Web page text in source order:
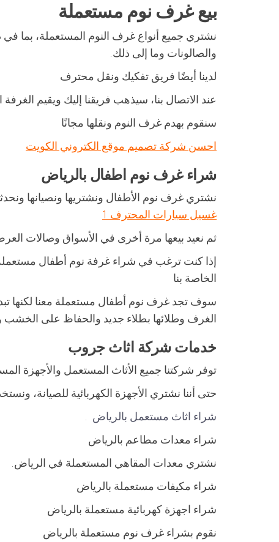
بيع غرف نوم مستعملة
نشتري جميع أنواع غرف النوم المستعملة، بما
والصالونات وما إلى ذلك.
لدينا أيضًا فريق تفكيك ونقل محترف
عند الاتصال بنا، سيذهب فريقنا إليك ويقيم
سنقوم بهدم غرف النوم ونقلها مجانًا
احسن شركة تصميم موقع الكتروني الكويت
شراء غرف نوم اطفال بالرياض
نشتري غرف نوم الأطفال ونشتريها ونصيانها
غسيل سيارات المحترف 1
ثم نعيد بيعها مرة أخرى في الأسواق وصالات
إذا كنت ترغب في شراء غرفة نوم أطفال
الخاصة بنا
سوف تجد غرف نوم أطفال مستعملة معنا لكنها
الغرف وطلائها بطلاء جديد والحفاظ على الخشب
خدمات شركة اثاث جروب
توفر شركتنا جميع الأثاث المستعمل والأجهزة
حتى أننا نشتري الأجهزة الكهربائية للصيانة،
شراء اثاث مستعمل بالرياض
شراء معدات مطاعم بالرياض
نشتري معدات المقاهي المستعملة في الرياض.
شراء مكيفات مستعملة بالرياض
شراء اجهزة كهربائية مستعملة بالرياض
نقوم بشراء غرف نوم مستعملة بالرياض